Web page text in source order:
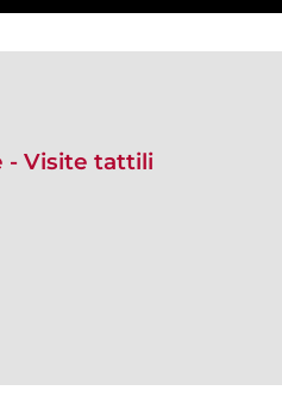
- Visite tattili